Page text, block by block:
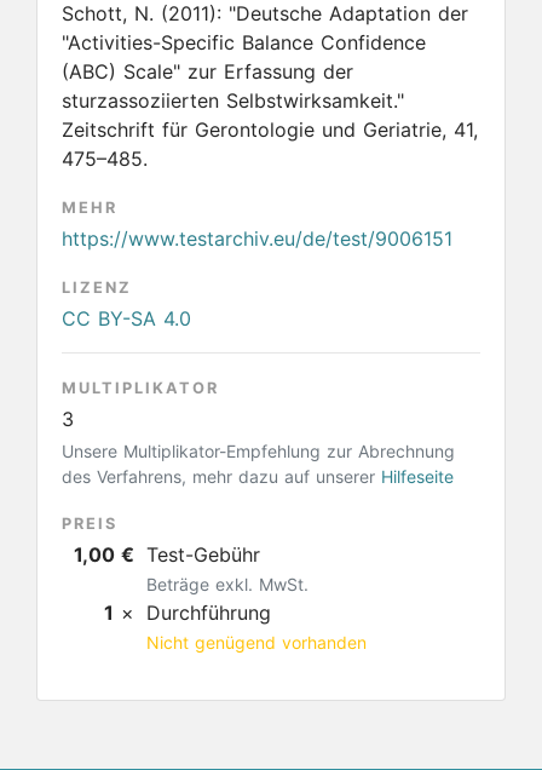
Schott, N. (2011): "Deutsche Adaptation der
"Activities-Specific Balance Confidence
(ABC) Scale" zur Erfassung der
sturzassoziierten Selbstwirksamkeit."
Zeitschrift für Gerontologie und Geriatrie, 41,
475–485.
MEHR
https://www.testarchiv.eu/de/test/9006151
LIZENZ
CC BY-SA 4.0
MULTIPLIKATOR
3
Unsere Multiplikator-Empfehlung zur Abrechnung
des Verfahrens, mehr dazu auf unserer Hilfeseite
PREIS
1,00 € Test-Gebühr
Beträge exkl. MwSt.
1 × Durchführung
Nicht genügend vorhanden